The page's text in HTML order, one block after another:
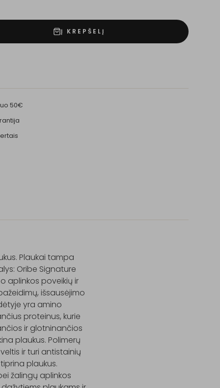
Į KREPŠELĮ
50€
Plaukai tampa
Oribe Signature
aplinkos poveikių ir
išsausėjimo
yra amino
proteinus, kurie
ir glotninančios
plaukus. Polimerų
ir turi antistainių
plaukus.
žalingų aplinkos